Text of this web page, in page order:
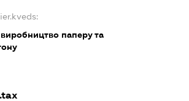
паперу та